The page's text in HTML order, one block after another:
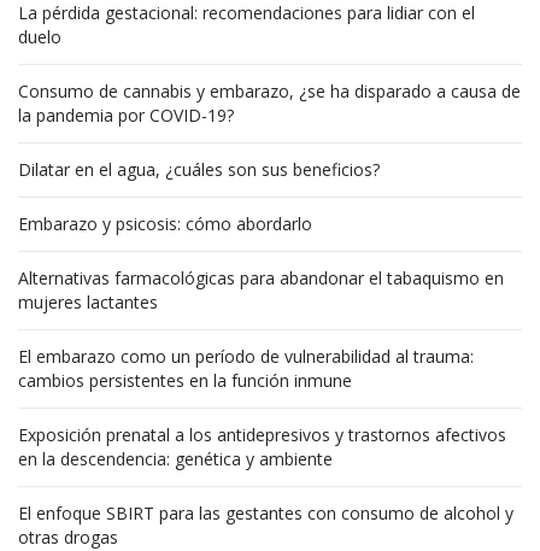
La pérdida gestacional: recomendaciones para lidiar con el
duelo
Consumo de cannabis y embarazo, ¿se ha disparado a causa de
la pandemia por COVID-19?
Dilatar en el agua, ¿cuáles son sus beneficios?
Embarazo y psicosis: cómo abordarlo
Alternativas farmacológicas para abandonar el tabaquismo en
mujeres lactantes
El embarazo como un período de vulnerabilidad al trauma:
cambios persistentes en la función inmune
Exposición prenatal a los antidepresivos y trastornos afectivos
en la descendencia: genética y ambiente
El enfoque SBIRT para las gestantes con consumo de alcohol y
otras drogas